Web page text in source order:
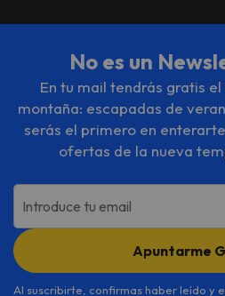
No es un
En tu mail tendrás gratis
montaña: escapadas de
serás el primero en
ofertas de la nueva
Introduce tu email
Apuntarme
Al suscribirte, confirmas haber leído y